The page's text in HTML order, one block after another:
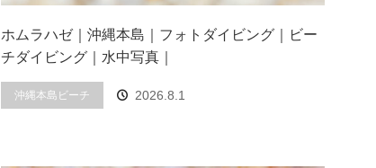
ホムラハゼ｜沖縄本島｜フォトダイビング｜ビー
チダイビング｜水中写真｜
沖縄本島ビーチ 2026.8.1